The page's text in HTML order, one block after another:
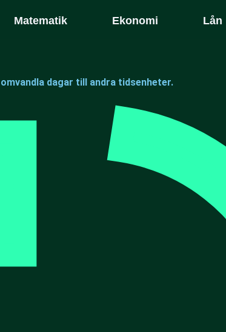
Matematik Ekonomi Lån
dagar till andra tidsenheter.